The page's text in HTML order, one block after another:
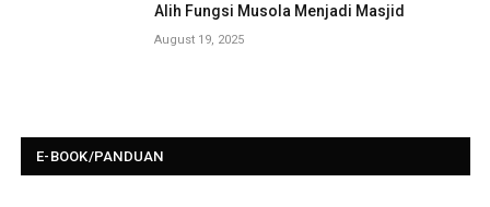
Alih Fungsi Musola Menjadi Masjid
August 19, 2025
E-BOOK/PANDUAN